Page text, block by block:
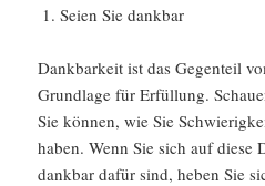
Seien Sie dankbar
Dankbarkeit ist das Gegenteil
Grundlage für Erfüllung.
Sie können, wie Sie
haben. Wenn Sie sich auf diese
dankbar dafür sind, heben Sie